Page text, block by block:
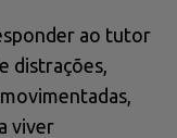
ao tutor
distrações,
viver